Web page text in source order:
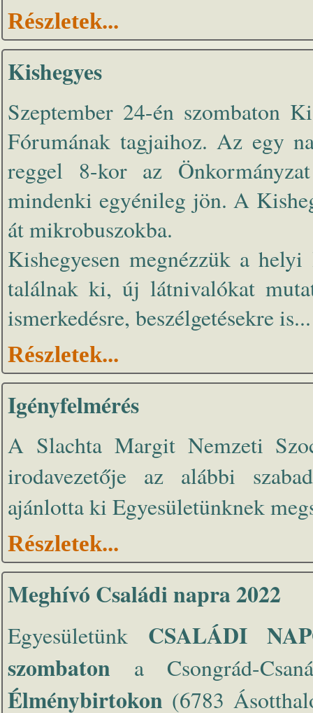
Részletek...
Kishegyes
Szeptember 24-én szombaton
Fórumának tagjaihoz. Az egy
reggel 8-kor az
mindenki egyénileg jön. A
át mikrobuszokba.
Kishegyesen megnézzük a
találnak ki, új látnivalókat
ismerkedésre, beszélgetésekre is...
Részletek...
Igényfelmérés
A Slachta Margit Nemzeti
irodavezetője az alábbi
ajánlotta ki Egyesületünknek
Részletek...
Meghívó Családi napra 2022
Egyesületünk CSALÁDI
szombaton a Csongrád-
Élménybirtokon (6783